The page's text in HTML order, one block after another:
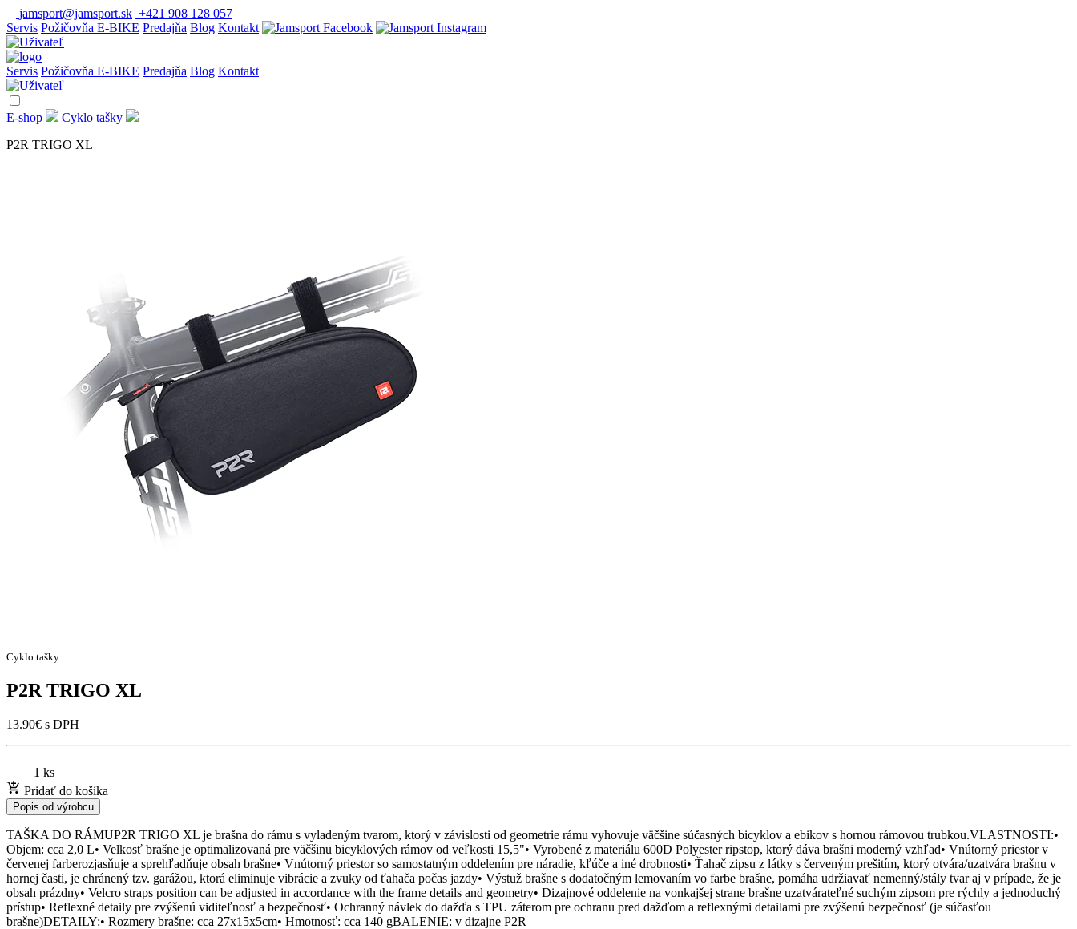
jamsport@jamsport.sk +421 908 128 057
Servis Požičovňa E-BIKE Predajňa Blog Kontakt
Servis Požičovňa E-BIKE Predajňa Blog Kontakt
E-shop
Cyklo tašky
P2R TRIGO XL
Cyklo tašky
P2R TRIGO XL
13.90€ s DPH
1 ks
Pridať do košíka
Popis od výrobcu
TAŠKA DO RÁMUP2R TRIGO XL je brašna do rámu s vyladeným tvarom, ktorý v závislosti od geometrie rámu vyhovuje väčšine súčasných bicyklov a ebikov s hornou rámovou trubkou.VLASTNOSTI:•
Objem: cca 2,0 L• Velkosť brašne je optimalizovaná pre väčšinu bicyklových rámov od veľkosti 15,5"• Vyrobené z materiálu 600D Polyester ripstop, ktorý dáva brašni moderný vzhľad• Vnútorný priestor v
červenej farberozjasňuje a sprehľadňuje obsah brašne• Vnútorný priestor so samostatným oddelením pre náradie, kľúče a iné drobnosti• Ťahač zipsu z látky s červeným prešitím, ktorý otvára/uzatvára brašnu v
hornej časti, je chránený tzv. garážou, ktorá eliminuje vibrácie a zvuky od ťahača počas jazdy• Výstuž brašne s dodatočným lemovaním vo farbe brašne, pomáha udržiavať nemenný/stály tvar aj v prípade, že je
obsah prázdny• Velcro straps position can be adjusted in accordance with the frame details and geometry• Dizajnové oddelenie na vonkajšej strane brašne uzatvárateľné suchým zipsom pre rýchly a jednoduchý
prístup• Reflexné detaily pre zvýšenú viditeľnosť a bezpečnosť• Ochranný návlek do dažďa s TPU záterom pre ochranu pred dažďom a reflexnými detailami pre zvýšenú bezpečnosť (je súčasťou
brašne)DETAILY:• Rozmery brašne: cca 27x15x5cm• Hmotnosť: cca 140 gBALENIE: v dizajne P2R